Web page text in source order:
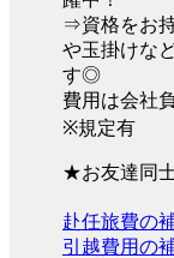
⇒資格をお
や玉掛けな
す◎
費用は会社
※規定有
★お友達同
赴任旅費の
引越費用の